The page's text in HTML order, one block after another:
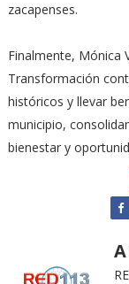
zacapenses.
Finalmente, Mónica
Transformación
históricos y llevar
municipio,
bienestar y